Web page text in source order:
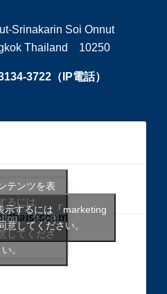
Srinakarin Soi Onnut
Thailand 10250
3722（IP電話）
テンツを表
るには
」クッキ
してくださ
い。
示するには「marketing
意してください。